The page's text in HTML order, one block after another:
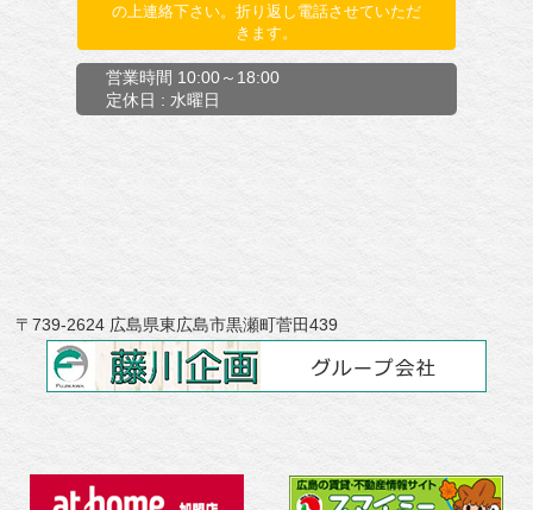
の上連絡下さい。折り返し電話させていただ
きます。
営業時間 10:00～18:00
定休日 : 水曜日
〒739-2624 広島県東広島市黒瀬町菅田439